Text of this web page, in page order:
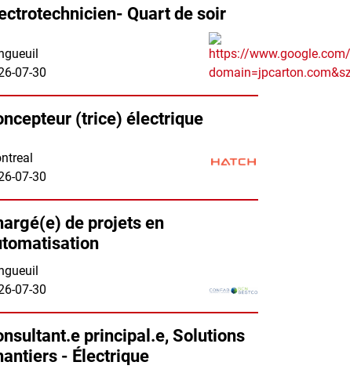
Quart de soir
07-30
(trice) électrique
07-30
de projets en
07-30
principal.e, Solutions
- Électrique